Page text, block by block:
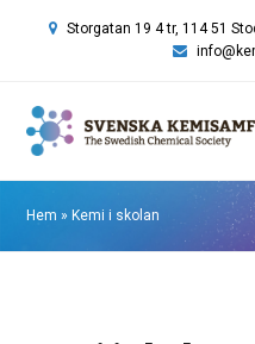
Storgatan 19 4 tr, 114 51
Hem » Kemi i skolan